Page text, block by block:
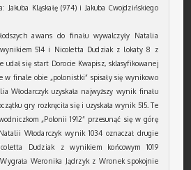
Jakuba Kląskałę (974) i Jakuba Cwojdzińskiego
awans do finału wywalczyły Natalia
wynikiem 514 i Nicoletta Dudziak z lokaty 8 z
udał się start Dorocie Kwapisz, sklasyfikowanej
w finale obie „polonistki” spisały się wynikowo
Włodarczyk uzyskała najwyższy wynik finału
gry rozkręciła się i uzyskała wynik 515. Te
„Polonii 1912” przesunąć się w górę
Włodarczyk wynik 1034 oznaczał drugie
Dudziak z wynikiem końcowym 1019
Weronika Jądrzyk z Wronek spokojnie